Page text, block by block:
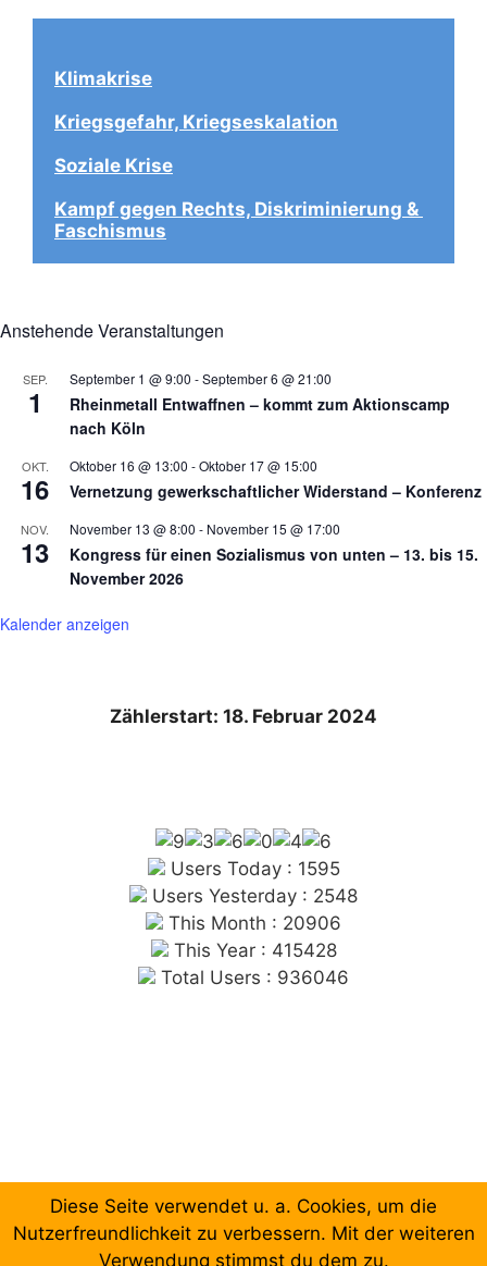
Klimakrise
Kriegsgefahr, Kriegseskalation
Soziale Krise
Kampf gegen Rechts, Diskriminierung &
Faschismus
Anstehende Veranstaltungen
SEP.
1
September 1 @ 9:00 -September 6 @ 21:00
Rheinmetall Entwaffnen – kommt zum Aktionscamp
nach Köln
OKT.
16
Oktober 16 @ 13:00 -Oktober 17 @ 15:00
Vernetzung gewerkschaftlicher Widerstand – Konferenz
NOV.
13
November 13 @ 8:00 - November 15 @ 17:00
Kongress für einen Sozialismus von unten – 13. bis 15.
November 2026
Kalender anzeigen
Zählerstart: 18. Februar 2024
Users Today : 1595
Users Yesterday : 2548
This Month : 20906
This Year : 415428
Total Users : 936046
Chronologische Aufzählung der Beiträge
Diese Seite verwendet u. a. Cookies, um die
Nutzerfreundlichkeit zu verbessern. Mit der weiteren
Verwendung stimmst du dem zu.